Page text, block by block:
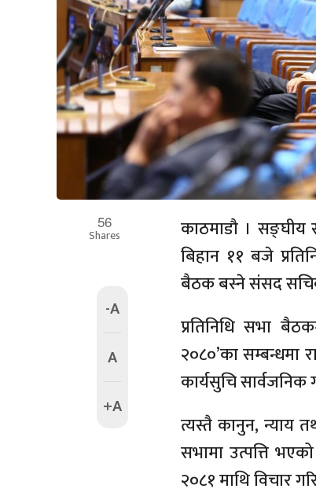
56
Shares
-A
A
+A
काठमाडौ‌ ।
बिहान ११ बजे
बैठक बस्ने संसद
प्रतिनिधि सभा
२०८०’का सम्बन्धमा
कार्यसुचि सार्वजनिक
त्यस्तै कानुन, न्याय
सभामा उत्पत्ति
२०८१ माथि विचार